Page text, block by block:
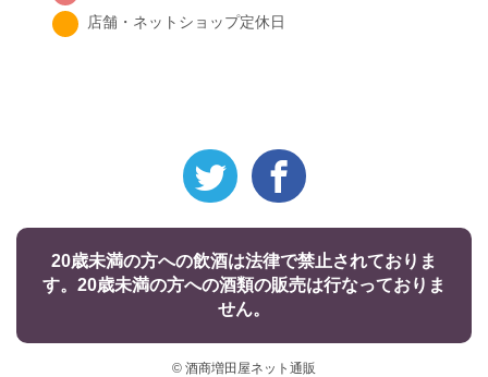
店舗・ネットショップ定休日
20歳未満の方への飲酒は法律で禁止されておりま
す。20歳未満の方への酒類の販売は行なっておりま
せん。
© 酒商増田屋ネット通販